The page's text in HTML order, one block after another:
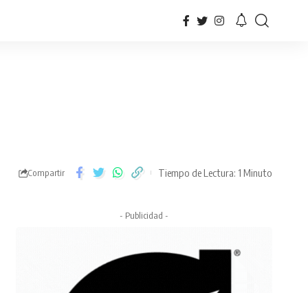
Compartir Tiempo de Lectura: 1 Minuto
- Publicidad -